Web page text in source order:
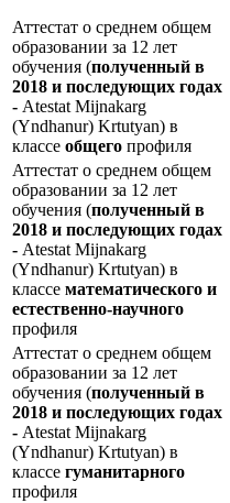
Аттестат о среднем общем
образовании за 12 лет
обучения (полученный в
2018 и последующих годах
- Atestat Mijnakarg
(Yndhanur) Krtutyan) в
классе общего профиля
Аттестат о среднем общем
образовании за 12 лет
обучения (полученный в
2018 и последующих годах
- Atestat Mijnakarg
(Yndhanur) Krtutyan) в
классе математического и
естественно-научного
профиля
Аттестат о среднем общем
образовании за 12 лет
обучения (полученный в
2018 и последующих годах
- Atestat Mijnakarg
(Yndhanur) Krtutyan) в
классе гуманитарного
профиля